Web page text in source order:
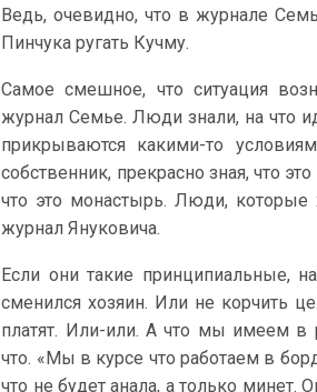
Ведь, очевидно, что в журнале
Пинчука ругать Кучму.
Самое смешное, что ситуация
журнал Семье. Люди знали, на что
прикрываются какими-то
собственник, прекрасно зная, что
что это монастырь. Люди, которые
журнал Януковича.
Если они такие принципиальные,
сменился хозяин. Или не корчить
платят. Или-или. А что мы имеем в
что. «Мы в курсе что работаем в
что не будет анала, а только минет.